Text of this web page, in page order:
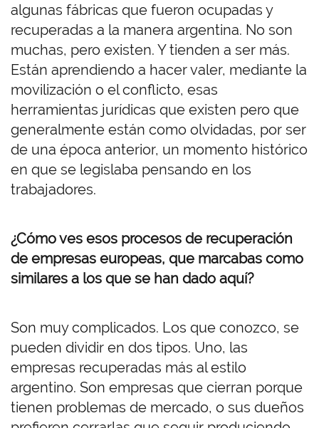
algunas fábricas que fueron ocupadas y
recuperadas a la manera argentina. No son
muchas, pero existen. Y tienden a ser más.
Están aprendiendo a hacer valer, mediante la
movilización o el conflicto, esas
herramientas jurídicas que existen pero que
generalmente están como olvidadas, por ser
de una época anterior, un momento histórico
en que se legislaba pensando en los
trabajadores.
¿Cómo ves esos procesos de recuperación
de empresas europeas, que marcabas como
similares a los que se han dado aquí?
Son muy complicados. Los que conozco, se
pueden dividir en dos tipos. Uno, las
empresas recuperadas más al estilo
argentino. Son empresas que cierran porque
tienen problemas de mercado, o sus dueños